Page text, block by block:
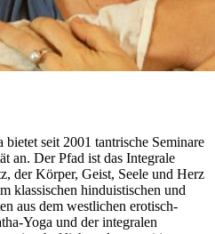
seit 2001 tantrische Seminare
an. Der Pfad ist das Integrale
der Körper, Geist, Seele und Herz
klassischen hinduistischen und
aus dem westlichen erotisch-
Yoga und der integralen